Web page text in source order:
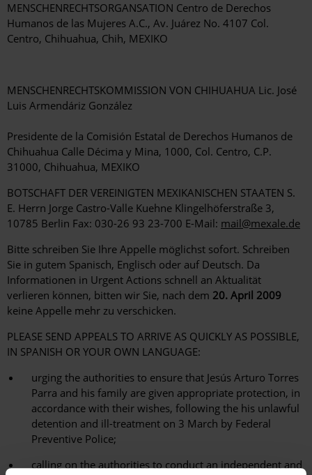
MENSCHENRECHTSORGANSATION Centro de Derechos
Humanos de las Mujeres A.C., Av. Juárez No. 4107 Col.
Centro, Chihuahua, Chih, MEXIKO
MENSCHENRECHTSKOMMISSION VON CHIHUAHUA Lic. José
Luis Armendáriz González
Presidente de la Comisión Estatal de Derechos Humanos de
Chihuahua Calle Décima y Mina, 1000, Col. Centro, C.P.
31000, Chihuahua, MEXIKO
BOTSCHAFT DER VEREINIGTEN MEXIKANISCHEN STAATEN S.
E. Herrn Jorge Castro-Valle Kuehne Klingelhöferstraße 3,
10785 Berlin Fax: 030-26 93 23-700 E-Mail: mail@mexale.de
Bitte schreiben Sie Ihre Appelle möglichst sofort. Schreiben
Sie in gutem Spanisch, Englisch oder auf Deutsch. Da
Informationen in Urgent Actions schnell an Aktualität
verlieren können, bitten wir Sie, nach dem 20. April 2009
keine Appelle mehr zu verschicken.
PLEASE SEND APPEALS TO ARRIVE AS QUICKLY AS POSSIBLE,
IN SPANISH OR YOUR OWN LANGUAGE:
urging the authorities to ensure that Jesús Arturo Torres
Parra and his family are given appropriate protection, in
accordance with their wishes, following the his unlawful
detention and ill-treatment on 3 March by Federal
Preventive Police;
calling on the authorities to conduct an independent and